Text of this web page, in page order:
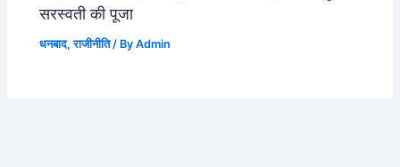
सरस्वती की पूजा
धनबाद,राजीनीति/ ByAdmin